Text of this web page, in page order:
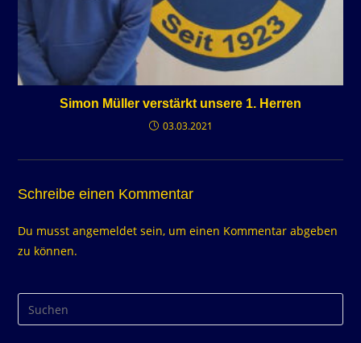
Simon Müller verstärkt unsere 1. Herren
03.03.2021
Schreibe einen Kommentar
Du musstangemeldet sein, um einen Kommentar abgeben
zu können.